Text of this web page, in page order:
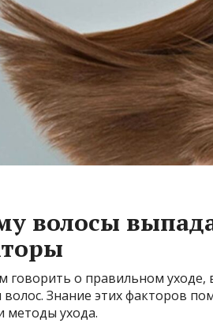
волосы
говорить о правильном
волос. Знание этих факторов
методы ухода.